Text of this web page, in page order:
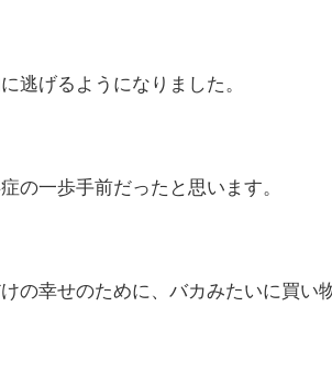
逃げるようになりました。
の一歩手前だったと思います。
の幸せのために、バカみたいに買い